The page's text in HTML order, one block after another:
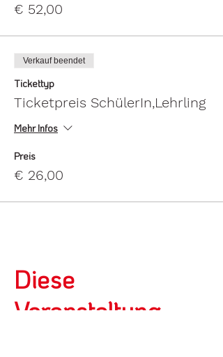
€ 52,00
Verkauf beendet
Tickettyp
Ticketpreis SchülerIn,Lehrling
Mehr Infos
Preis
€ 26,00
Diese
Veranstaltung